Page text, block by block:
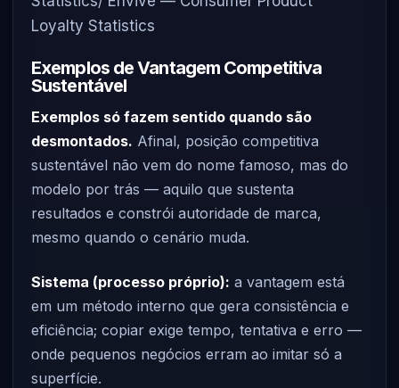
Loyalty Statistics
Exemplos de Vantagem Competitiva
Sustentável
Exemplos só fazem sentido quando são
desmontados. Afinal, posição competitiva
sustentável não vem do nome famoso, mas do
modelo por trás — aquilo que sustenta
resultados e constrói autoridade de marca,
mesmo quando o cenário muda.
Sistema (processo próprio): a vantagem está
em um método interno que gera consistência e
eficiência; copiar exige tempo, tentativa e erro —
onde pequenos negócios erram ao imitar só a
superfície.